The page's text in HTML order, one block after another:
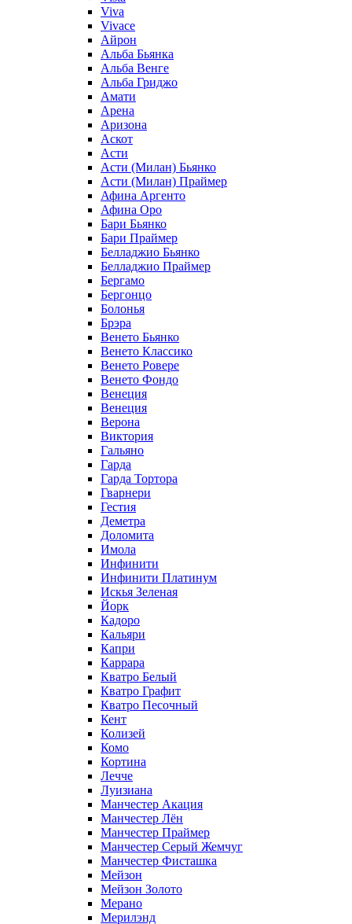
Viva
Vivace
Айрон
Альба Бьянка
Альба Венге
Альба Гриджо
Амати
Арена
Аризона
Аскот
Асти
Асти (Милан) Бьянко
Асти (Милан) Праймер
Афина Аргенто
Афина Оро
Бари Бьянко
Бари Праймер
Белладжио Бьянко
Белладжио Праймер
Бергамо
Бергонцо
Болонья
Брэра
Венето Бьянко
Венето Классико
Венето Ровере
Венето Фондо
Венеция
Венеция
Верона
Виктория
Гальяно
Гарда
Гарда Тортора
Гварнери
Гестия
Деметра
Доломита
Имола
Инфинити
Инфинити Платинум
Искья Зеленая
Йорк
Кадоро
Кальяри
Капри
Каррара
Кватро Белый
Кватро Графит
Кватро Песочный
Кент
Колизей
Комо
Кортина
Лечче
Луизиана
Манчестер Акация
Манчестер Лён
Манчестер Праймер
Манчестер Серый Жемчуг
Манчестер Фисташка
Мейзон
Мейзон Золото
Мерано
Мерилэнд